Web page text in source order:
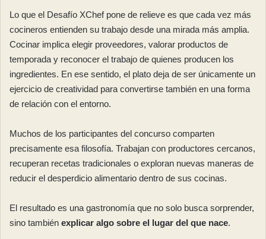
Lo que el Desafío XChef pone de relieve es que cada vez más
cocineros entienden su trabajo desde una mirada más amplia.
Cocinar implica elegir proveedores, valorar productos de
temporada y reconocer el trabajo de quienes producen los
ingredientes. En ese sentido, el plato deja de ser únicamente un
ejercicio de creatividad para convertirse también en una forma
de relación con el entorno.
Muchos de los participantes del concurso comparten
precisamente esa filosofía. Trabajan con productores cercanos,
recuperan recetas tradicionales o exploran nuevas maneras de
reducir el desperdicio alimentario dentro de sus cocinas.
El resultado es una gastronomía que no solo busca sorprender,
sino también explicar algo sobre el lugar del que nace.